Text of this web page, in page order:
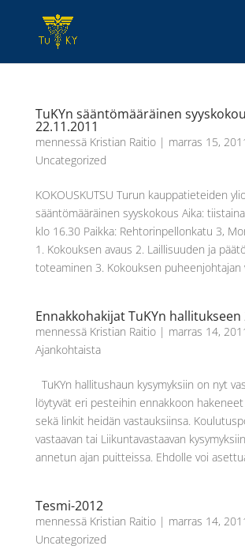
TuKYn sääntömääräinen
22.11.2011
mennessä Kristian Raitio| marras 15,
Uncategorized
KOKOUSKUTSU Turun kauppatieteiden
sääntömääräinen syyskokous Aika:
klo 16.30 Paikka: Rehtorinpellonkatu 3,
1. Kokouksen avaus 2. Laillisuuden ja
toteaminen 3. Kokouksen puheenjohtajan
Ennakkohakijat TuKYn hallitukseen
mennessä Kristian Raitio| marras 14,
Ajankohtaista
TuKYn hallitushaun kysymyksiin on nyt
löytyvät eri pesteihin ennakkoon
sekä linkit heidän vastauksiinsa.
vastaavan tai Liikuntavastaavan
annetun ajan puitteissa. Ehdolle voi
Tesmi-2012
mennessä Kristian Raitio| marras 14,
Uncategorized